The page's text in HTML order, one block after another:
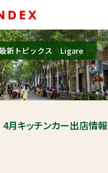
新トピックス Ligare
月キッチンカー出店情報